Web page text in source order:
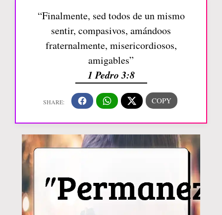
“Finalmente, sed todos de un mismo
sentir, compasivos, amándoos
fraternalmente, misericordiosos,
amigables”
1 Pedro 3:8